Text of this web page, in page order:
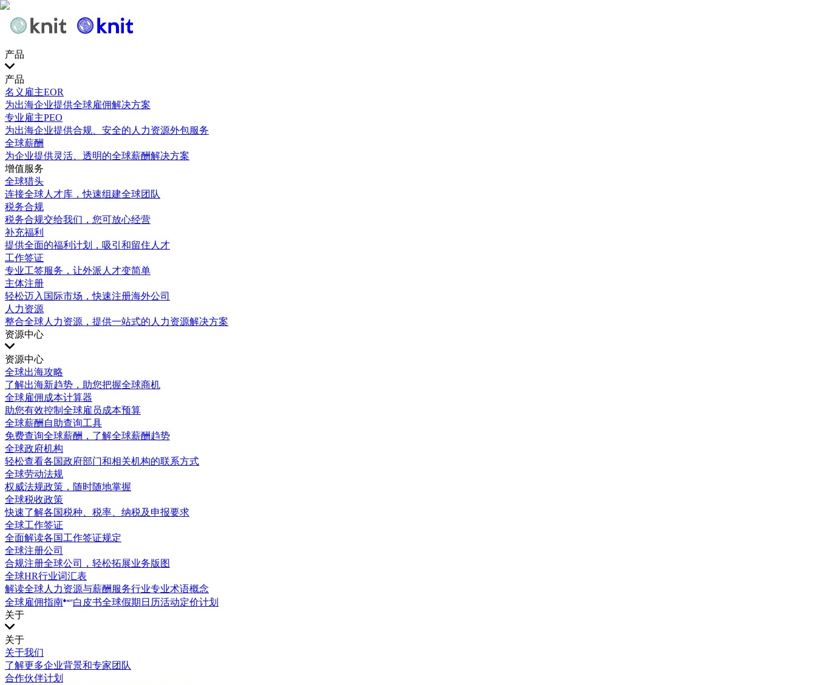
产品
产品
名义雇主EOR
为出海企业提供全球雇佣解决方案
专业雇主PEO
为出海企业提供合规、安全的人力资源外包服务
全球薪酬
为企业提供灵活、透明的全球薪酬解决方案
增值服务
全球猎头
连接全球人才库，快速组建全球团队
税务合规
税务合规交给我们，您可放心经营
补充福利
提供全面的福利计划，吸引和留住人才
工作签证
专业工签服务，让外派人才变简单
主体注册
轻松迈入国际市场，快速注册海外公司
人力资源
整合全球人力资源，提供一站式的人力资源解决方案
资源中心
资源中心
全球出海攻略
了解出海新趋势，助您把握全球商机
全球雇佣成本计算器
助您有效控制全球雇员成本预算
全球薪酬自助查询工具
免费查询全球薪酬，了解全球薪酬趋势
全球政府机构
轻松查看各国政府部门和相关机构的联系方式
全球劳动法规
权威法规政策，随时随地掌握
全球税收政策
快速了解各国税种、税率、纳税及申报要求
全球工作签证
全面解读各国工作签证规定
全球注册公司
合规注册全球公司，轻松拓展业务版图
全球HR行业词汇表
解读全球人力资源与薪酬服务行业专业术语概念
全球雇佣指南
白皮书全球假期日历活动定价计划
关于
关于
关于我们
了解更多企业背景和专家团队
合作伙伴计划